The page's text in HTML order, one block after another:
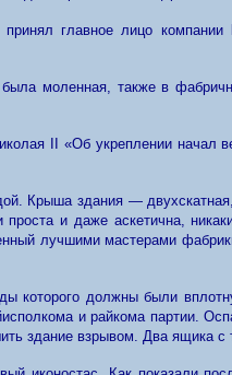
главное лицо компании
моленная, также в
II «Об укреплении начал
Крыша здания —
и даже аскетична,
лучшими мастерами
которого должны были
и райкома партии.
здание взрывом. Два ящика